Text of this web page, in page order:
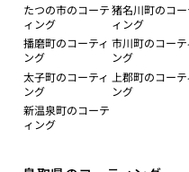
たつの市のコーテ
ィング
猪名川町のコー
ィング
播磨町のコーティ
ング
市川町のコーテ
ング
太子町のコーティ
ング
上郡町のコーテ
ング
新温泉町のコーテ
ィング